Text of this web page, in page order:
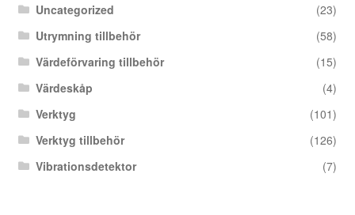
Uncategorized
(23)
Utrymning tillbehör
(58)
Värdeförvaring tillbehör
(15)
Värdeskåp
(4)
Verktyg
(101)
Verktyg tillbehör
(126)
Vibrationsdetektor
(7)